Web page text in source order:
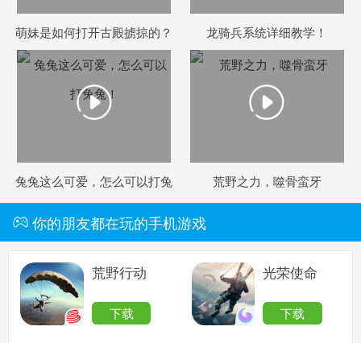
萌妹是如何打开古殿掳掠的？ 龙骑兵系统详细教学！
兔兔这么可爱，怎么可以打兔
荒野之力，噬骨蛮牙
你的朋友都在玩的手机游戏
荒野行动
下载
光荣使命
下载